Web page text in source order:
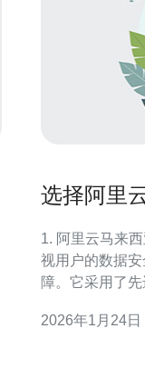
选择阿里
1. 阿里云马来
视用户的数据
障。它采用了
此外，阿里云还
2026年1月24日